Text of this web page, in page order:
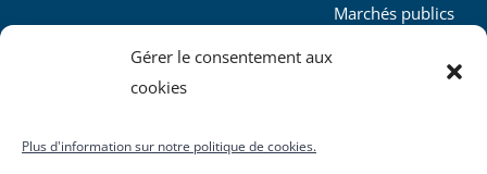
Gérer le consentement aux
cookies
Plus d'information sur notre politique de cookies.
Marchés publics
L’agglo recrute